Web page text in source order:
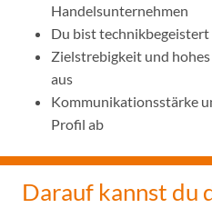
Handelsunternehmen
Du bist
Zielstrebigkeit und
aus
Kommunikationsstärke
Profil ab
Darauf kannst du